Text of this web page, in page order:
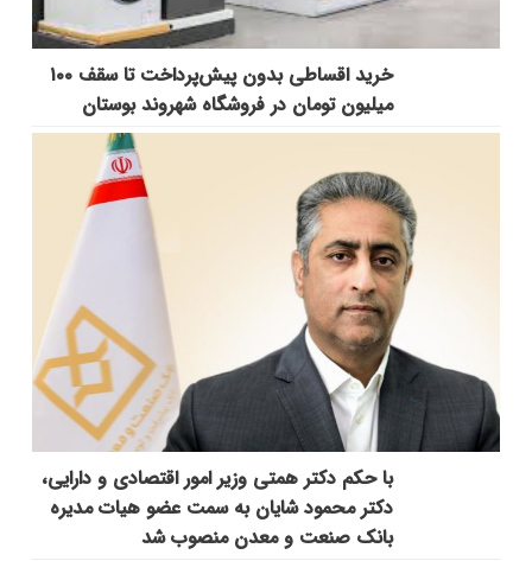
خرید اقساطی بدون پیش‌پرداخت تا سقف ۱۰۰
میلیون تومان در فروشگاه شهروند بوستان
با حکم دکتر همتی وزیر امور اقتصادی و دارایی،
دکتر محمود شایان به سمت عضو هیات مدیره
بانک صنعت و معدن منصوب شد